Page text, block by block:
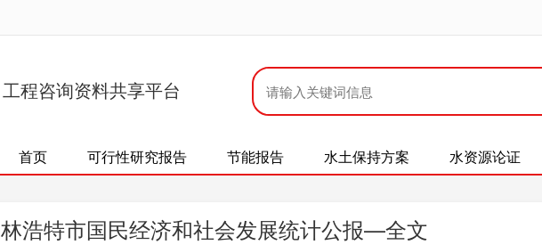
工程咨询资料共享平台
首页 可行性研究报告 节能报告 水土保持方案 水资源论证
浩特市国民经济和社会发展统计公报—全文